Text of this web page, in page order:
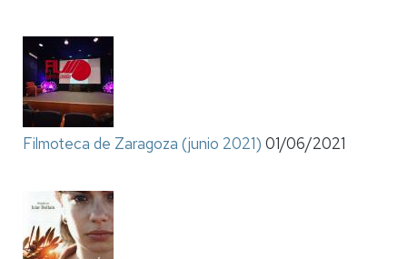
Filmoteca de Zaragoza (junio 2021) 01/06/2021